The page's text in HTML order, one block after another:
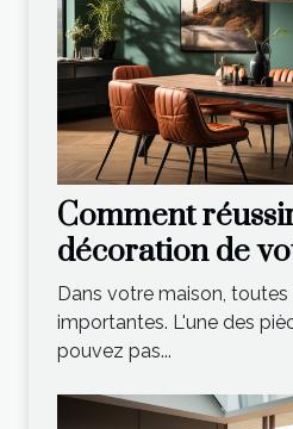
Comment
décoration de
manger ?
Dans votre maison,
importantes. L'une des
pouvez pas...